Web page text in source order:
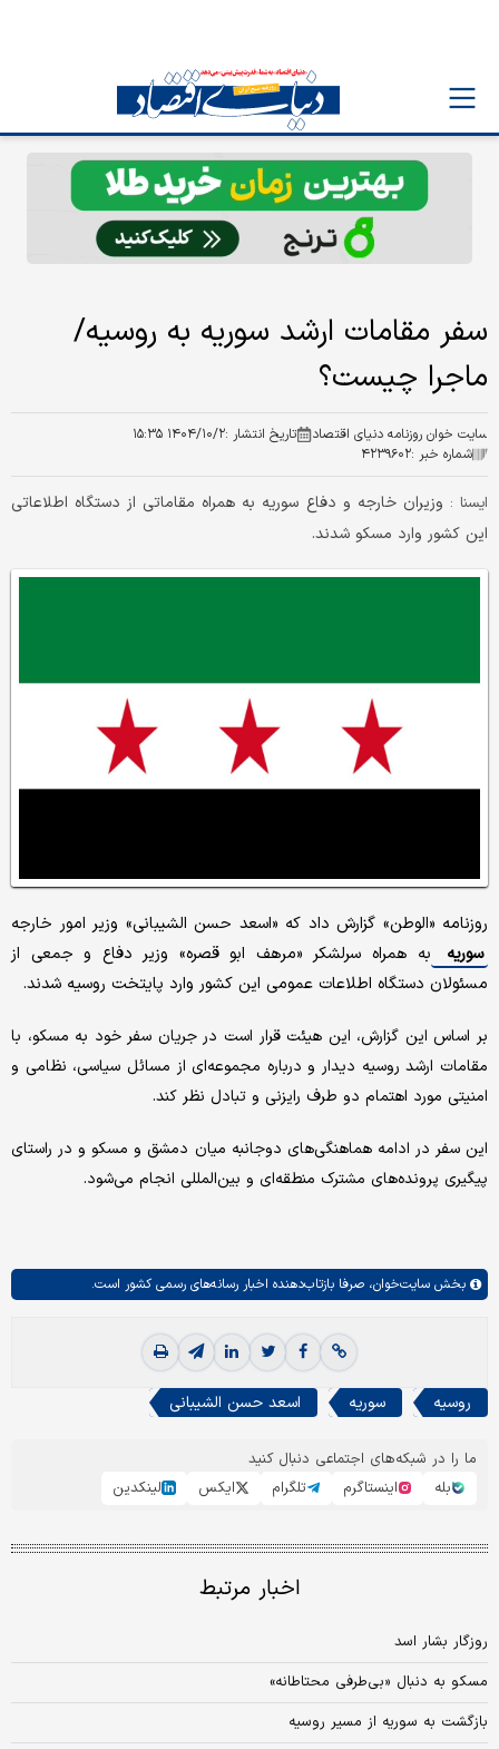
سفر مقامات ارشد سوریه به روسیه/
ماجرا چیست؟
سایت خوان روزنامه دنیای اقتصاد تاریخ انتشار :۱۴۰۴/۱۰/۲ ۱۵:۳۵
شماره خبر :۴۲۳۹۶۰۲
ایسنا : وزیران خارجه و دفاع سوریه به همراه مقاماتی از دستگاه اطلاعاتی
این کشور وارد مسکو شدند.
روزنامه «الوطن» گزارش داد که «اسعد حسن الشیبانی» وزیر امور خارجه
سوریه
به همراه سرلشکر «مرهف ابو قصره» وزیر دفاع و جمعی از
مسئولان دستگاه اطلاعات عمومی این کشور وارد پایتخت روسیه شدند.
بر اساس این گزارش، این هیئت قرار است در جریان سفر خود به مسکو، با
مقامات ارشد روسیه دیدار و درباره مجموعه‌ای از مسائل سیاسی، نظامی و
امنیتی مورد اهتمام دو طرف رایزنی و تبادل نظر کند.
این سفر در ادامه هماهنگی‌های دوجانبه میان دمشق و مسکو و در راستای
پیگیری پرونده‌های مشترک منطقه‌ای و بین‌المللی انجام می‌شود.
بخش سایت‌خوان، صرفا بازتاب‌دهنده اخبار رسانه‌های رسمی کشور است.
روسیه سوریه اسعد حسن الشیبانی
ما را در شبکه‌های اجتماعی دنبال کنید
بله
اینستاگرم تلگرام ایکس لینکدین
اخبار مرتبط
روزگار بشار اسد
مسکو به دنبال «بی‌طرفی محتاطانه»
بازگشت به سوریه از مسیر روسیه